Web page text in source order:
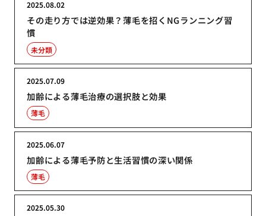
その走り方では逆効果？薄毛を招くNGランニング習
慣
2025.08.02
未分類
加齢による薄毛治療の選択肢と効果
2025.07.09
薄毛
加齢による薄毛予防と生活習慣の深い関係
2025.06.07
薄毛
2025.05.30